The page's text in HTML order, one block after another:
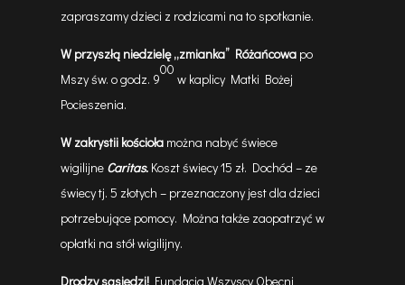
zapraszamy dzieci z rodzicami na to spotkanie.
W przyszłą niedzielę„zmianka” Różańcowa po
Mszy św. o godz. 9
00
w kaplicy Matki Bożej
Pocieszenia.
W zakrystii kościoła można nabyć świece
wigilijne Caritas. Koszt świecy 15 zł. Dochód – ze
świecy tj. 5 złotych – przeznaczony jest dla dzieci
potrzebujące pomocy. Można także zaopatrzyć w
opłatki na stół wigilijny.
Drodzy sąsiedzi! Fundacja Wszyscy Obecni